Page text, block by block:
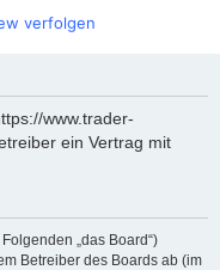
verfolgen
www.trader-
ein Vertrag mit
„das Board“)
Betreiber des Boards ab (im